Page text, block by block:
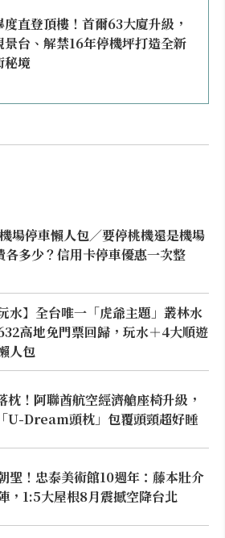
度直登頂樓！首爾63大廈升級，
景台、解禁16年停機坪打造全新
秘境
場停車懶人包／要停桃機還是機場
各多少？信用卡停車優惠一次整
水】全台唯一「虎爺主題」叢林水
高地免門票回歸，玩水＋4大順遊
人包
枕！阿聯酋航空經濟艙座椅升級，
U-Dream頭枕」包覆頭頸超好睡
聖！忠泰美術館10週年：藤本壯介
，1:5大屋根8月震撼空降台北